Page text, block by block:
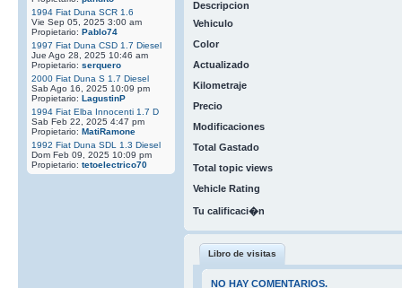
1994 Fiat Duna SCR 1.6
Vie Sep 05, 2025 3:00 am
Propietario: Pablo74
1997 Fiat Duna CSD 1.7 Diesel
Jue Ago 28, 2025 10:46 am
Propietario: serquero
2000 Fiat Duna S 1.7 Diesel
Sab Ago 16, 2025 10:09 pm
Propietario: LagustinP
1994 Fiat Elba Innocenti 1.7 D
Sab Feb 22, 2025 4:47 pm
Propietario: MatiRamone
1992 Fiat Duna SDL 1.3 Diesel
Dom Feb 09, 2025 10:09 pm
Propietario: tetoelectrico70
Descripcion
Vehiculo
Color
Actualizado
Kilometraje
Precio
Modificaciones
Total Gastado
Total topic views
Vehicle Rating
Tu calificaci�n
Libro de visitas
NO HAY COMENTARIOS.